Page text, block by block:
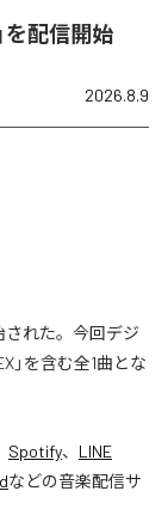
を配信開始
2026.8.9
された。今回デジ
」を含む全1曲とな
Spotify、 LINE
などの音楽配信サ